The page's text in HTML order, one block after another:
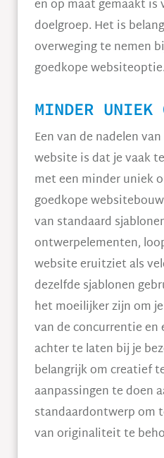
en op maat gemaakt
doelgroep. Het is
overweging te nemen
goedkope websiteoptie.
MINDER UNIEK
Een van de nadelen
website is dat je vaak
met een minder uniek
goedkope
van standaard
ontwerpelementen,
website eruitziet als
dezelfde sjablonen
het moeilijker zijn om
van de concurrentie
achter te laten bij je
belangrijk om creatief
aanpassingen te doen
standaardontwerp om
van originaliteit te